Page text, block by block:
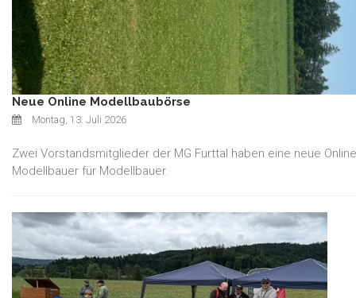
Neue Online Modellbaubörse
Montag, 13. Juli 2026
Zwei Vorstandsmitglieder der MG Furttal haben eine neue
Modellbauer für Modellbauer.